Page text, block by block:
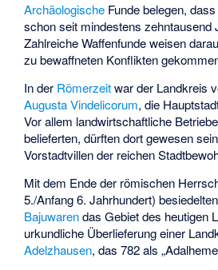
Archäologische Funde belegen,
schon seit mindestens zehntausend
Zahlreiche Waffenfunde weisen
zu bewaffneten Konflikten
In der Römerzeitwar der Landkreis
Augusta Vindelicorum, die
Vor allem landwirtschaftliche
belieferten, dürften dort gewesen
Vorstadtvillen der reichen
Mit dem Ende der römischen
5./Anfang 6. Jahrhundert)
Bajuwarendas Gebiet des heutigen
urkundliche Überlieferung einer
Adelzhausen, das 782 als